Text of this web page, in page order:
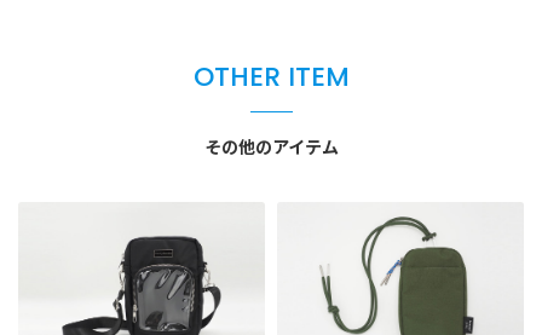
OTHER ITEM
その他のアイテム